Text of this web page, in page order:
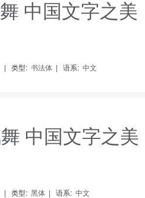
中国文字之美
| 类型: 书法体 | 语系: 中文
中国文字之美
| 类型: 黑体 | 语系: 中文